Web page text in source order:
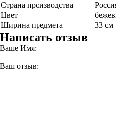
Страна производства
Цвет
Ширина предмета
33 см
Написать отзыв
Ваше Имя:
Ваш отзыв: